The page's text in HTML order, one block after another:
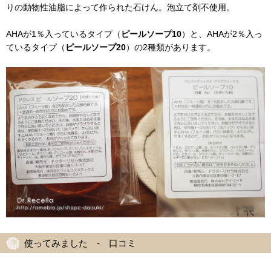
りの動物性油脂によって作られた石けん。泡立て剤不使用。
AHAが1％入っているタイプ（ ピールソープ10）と、AHAが2％入っ
ているタイプ（ ピールソープ20）の2種類があります。
使ってみました - 口コミ